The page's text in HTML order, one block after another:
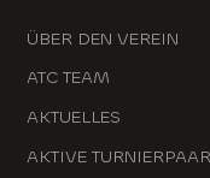
ÜBER DEN VEREIN
ATC TEAM
AKTUELLES
AKTIVE